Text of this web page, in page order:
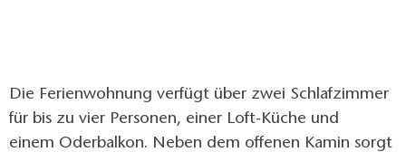
Die Ferienwohnung verfügt über zwei Schlafzimmer
für bis zu vier Personen, einer Loft-Küche und
einem Oderbalkon. Neben dem offenen Kamin sorgt